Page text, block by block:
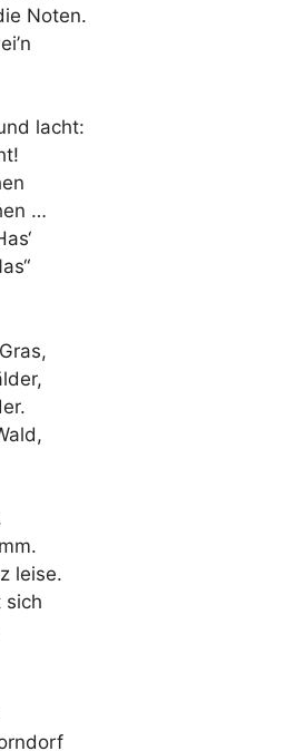
Noten.
lacht:
…
leise.
sich